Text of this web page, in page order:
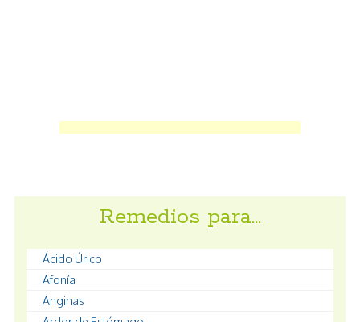
Remedios para…
Ácido Úrico
Afonía
Anginas